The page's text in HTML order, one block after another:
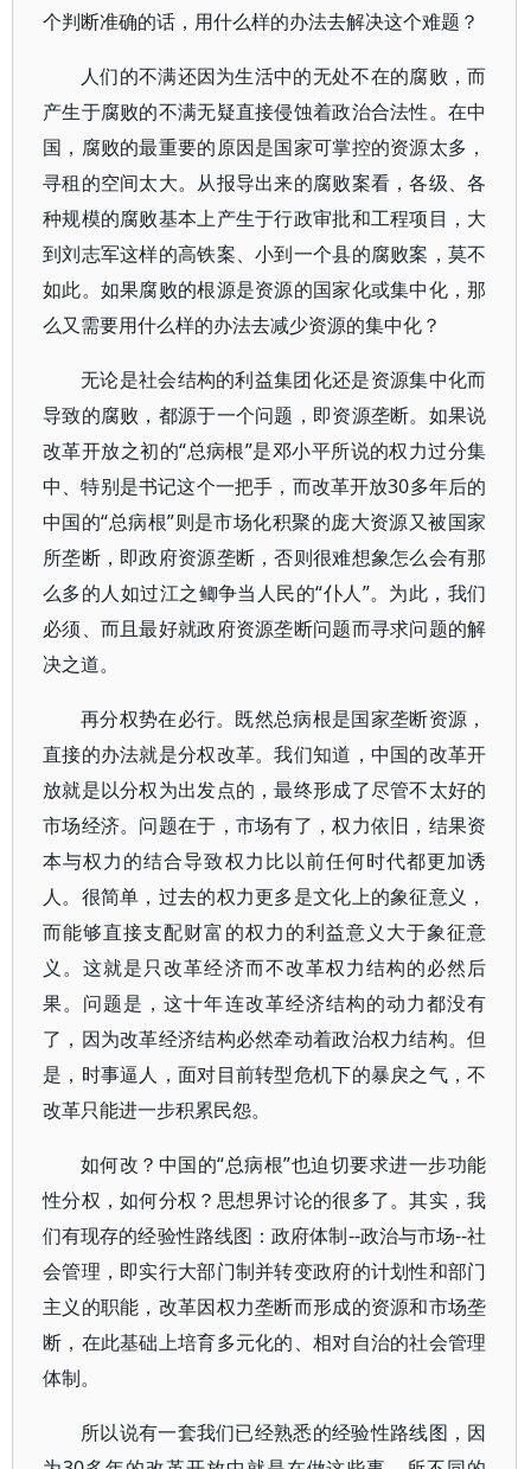
个判断准确的话，用什么样的办法去解决这个难题？
人们的不满还因为生活中的无处不在的腐败，而
产生于腐败的不满无疑直接侵蚀着政治合法性。在中
国，腐败的最重要的原因是国家可掌控的资源太多，
寻租的空间太大。从报导出来的腐败案看，各级、各
种规模的腐败基本上产生于行政审批和工程项目，大
到刘志军这样的高铁案、小到一个县的腐败案，莫不
如此。如果腐败的根源是资源的国家化或集中化，那
么又需要用什么样的办法去减少资源的集中化？
无论是社会结构的利益集团化还是资源集中化而
导致的腐败，都源于一个问题，即资源垄断。如果说
改革开放之初的“总病根”是邓小平所说的权力过分集
中、特别是书记这个一把手，而改革开放30多年后的
中国的“总病根”则是市场化积聚的庞大资源又被国家
所垄断，即政府资源垄断，否则很难想象怎么会有那
么多的人如过江之鲫争当人民的“仆人”。为此，我们
必须、而且最好就政府资源垄断问题而寻求问题的解
决之道。
再分权势在必行。既然总病根是国家垄断资源，
直接的办法就是分权改革。我们知道，中国的改革开
放就是以分权为出发点的，最终形成了尽管不太好的
市场经济。问题在于，市场有了，权力依旧，结果资
本与权力的结合导致权力比以前任何时代都更加诱
人。很简单，过去的权力更多是文化上的象征意义，
而能够直接支配财富的权力的利益意义大于象征意
义。这就是只改革经济而不改革权力结构的必然后
果。问题是，这十年连改革经济结构的动力都没有
了，因为改革经济结构必然牵动着政治权力结构。但
是，时事逼人，面对目前转型危机下的暴戾之气，不
改革只能进一步积累民怨。
如何改？中国的“总病根”也迫切要求进一步功能
性分权，如何分权？思想界讨论的很多了。其实，我
们有现存的经验性路线图：政府体制--政治与市场--社
会管理，即实行大部门制并转变政府的计划性和部门
主义的职能，改革因权力垄断而形成的资源和市场垄
断，在此基础上培育多元化的、相对自治的社会管理
体制。
所以说有一套我们已经熟悉的经验性路线图，因